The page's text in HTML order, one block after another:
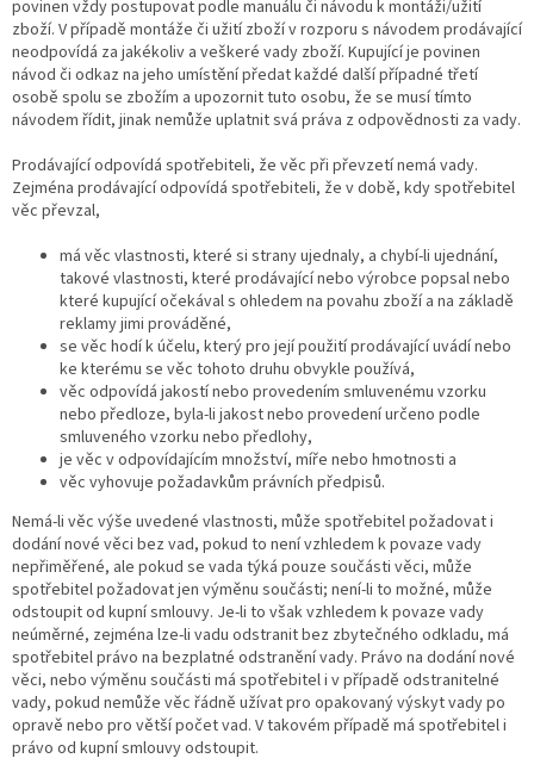
povinen vždy postupovat podle manuálu či návodu k montáži/užití
zboží. V případě montáže či užití zboží v rozporu s návodem prodávající
neodpovídá za jakékoliv a veškeré vady zboží. Kupující je povinen
návod či odkaz na jeho umístění předat každé další případné třetí
osobě spolu se zbožím a upozornit tuto osobu, že se musí tímto
návodem řídit, jinak nemůže uplatnit svá práva z odpovědnosti za vady.
Prodávající odpovídá spotřebiteli, že věc při převzetí nemá vady.
Zejména prodávající odpovídá spotřebiteli, že v době, kdy spotřebitel
věc převzal,
má věc vlastnosti, které si strany ujednaly, a chybí-li ujednání,
takové vlastnosti, které prodávající nebo výrobce popsal nebo
které kupující očekával s ohledem na povahu zboží a na základě
reklamy jimi prováděné,
se věc hodí k účelu, který pro její použití prodávající uvádí nebo
ke kterému se věc tohoto druhu obvykle používá,
věc odpovídá jakostí nebo provedením smluvenému vzorku
nebo předloze, byla-li jakost nebo provedení určeno podle
smluveného vzorku nebo předlohy,
je věc v odpovídajícím množství, míře nebo hmotnosti a
věc vyhovuje požadavkům právních předpisů.
Nemá-li věc výše uvedené vlastnosti, může spotřebitel požadovat i
dodání nové věci bez vad, pokud to není vzhledem k povaze vady
nepřiměřené, ale pokud se vada týká pouze součásti věci, může
spotřebitel požadovat jen výměnu součásti; není-li to možné, může
odstoupit od kupní smlouvy. Je-li to však vzhledem k povaze vady
neúměrné, zejména lze-li vadu odstranit bez zbytečného odkladu, má
spotřebitel právo na bezplatné odstranění vady. Právo na dodání nové
věci, nebo výměnu součásti má spotřebitel i v případě odstranitelné
vady, pokud nemůže věc řádně užívat pro opakovaný výskyt vady po
opravě nebo pro větší počet vad. V takovém případě má spotřebitel i
právo od kupní smlouvy odstoupit.